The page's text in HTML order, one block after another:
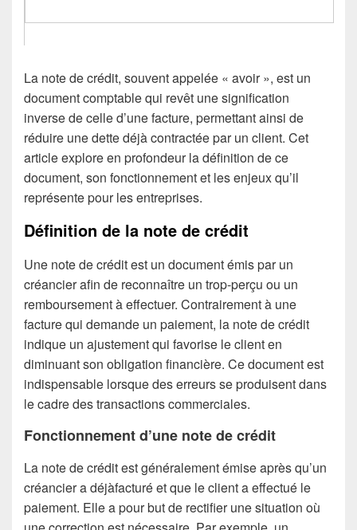
La note de crédit, souvent appelée « avoir », est un
document comptable qui revêt une signification
inverse de celle d’une facture, permettant ainsi de
réduire une dette déjà contractée par un client. Cet
article explore en profondeur la définition de ce
document, son fonctionnement et les enjeux qu’il
représente pour les entreprises.
Définition de la note de crédit
Une note de crédit est un document émis par un
créancier afin de reconnaître un trop-perçu ou un
remboursement à effectuer. Contrairement à une
facture qui demande un paiement, la note de crédit
indique un ajustement qui favorise le client en
diminuant son obligation financière. Ce document est
indispensable lorsque des erreurs se produisent dans
le cadre des transactions commerciales.
Fonctionnement d’une note de crédit
La note de crédit est généralement émise après qu’un
créancier a déjàfacturé et que le client a effectué le
paiement. Elle a pour but de rectifier une situation où